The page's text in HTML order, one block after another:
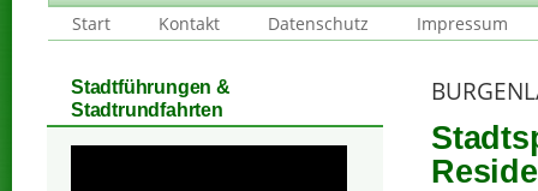
Start
Kontakt Datenschutz Impressum
Stadtführungen &
Stadtrundfahrten